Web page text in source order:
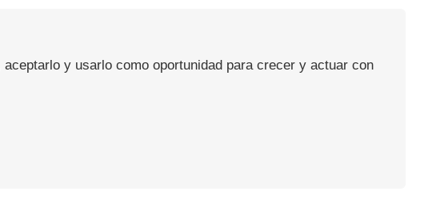
y usarlo como oportunidad para crecer y actuar con